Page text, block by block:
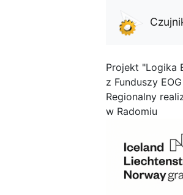
Projekt "Logika
z Funduszy
Regionalny
w Radomiu